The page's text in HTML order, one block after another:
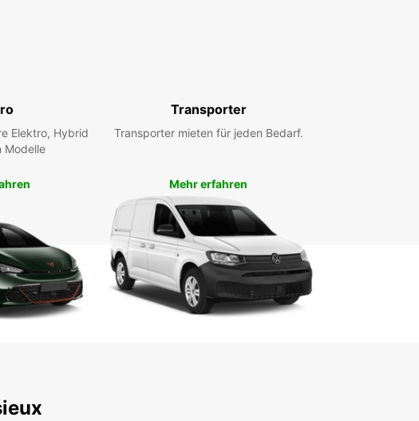
zuverlässiger Partner für die Lieferwagenvermietung in
zu dürfen!
Elektro, Hybrid
Modelle
Transporter
Transporter mieten für jeden Bedarf.
Mehr erfahren